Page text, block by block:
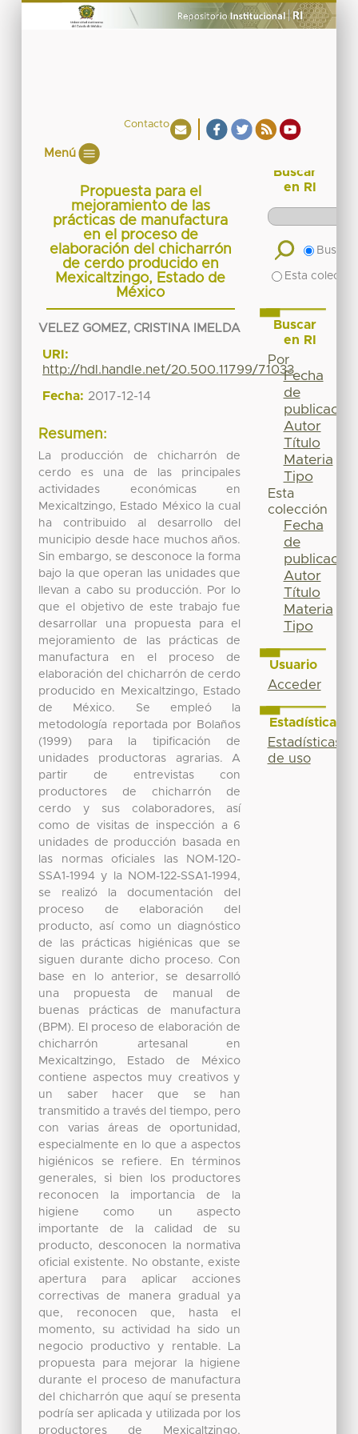
Contacto
Menú
Propuesta para el
mejoramiento de las
prácticas de manufactura
en el proceso de
elaboración del chicharrón
de cerdo producido en
Mexicaltzingo, Estado de
México
VELEZ GOMEZ, CRISTINA IMELDA
URI:
http://hdl.handle.net/20.500.11799/71033
Fecha: 2017-12-14
Resumen:
La producción de chicharrón de
cerdo es una de las principales
actividades económicas en
Mexicaltzingo, Estado México la cual
ha contribuido al desarrollo del
municipio desde hace muchos años.
Sin embargo, se desconoce la forma
bajo la que operan las unidades que
llevan a cabo su producción. Por lo
que el objetivo de este trabajo fue
desarrollar una propuesta para el
mejoramiento de las prácticas de
manufactura en el proceso de
elaboración del chicharrón de cerdo
producido en Mexicaltzingo, Estado
de México. Se empleó la
metodología reportada por Bolaños
(1999) para la tipificación de
unidades productoras agrarias. A
partir de entrevistas con
productores de chicharrón de
cerdo y sus colaboradores, así
como de visitas de inspección a 6
unidades de producción basada en
las normas oficiales las NOM-120-
SSA1-1994 y la NOM-122-SSA1-1994,
se realizó la documentación del
proceso de elaboración del
producto, así como un diagnóstico
de las prácticas higiénicas que se
siguen durante dicho proceso. Con
base en lo anterior, se desarrolló
una propuesta de manual de
buenas prácticas de manufactura
(BPM). El proceso de elaboración de
chicharrón artesanal en
Mexicaltzingo, Estado de México
contiene aspectos muy creativos y
un saber hacer que se han
transmitido a través del tiempo, pero
con varias áreas de oportunidad,
especialmente en lo que a aspectos
higiénicos se refiere. En términos
generales, si bien los productores
reconocen la importancia de la
higiene como un aspecto
importante de la calidad de su
producto, desconocen la normativa
oficial existente. No obstante, existe
apertura para aplicar acciones
correctivas de manera gradual ya
que, reconocen que, hasta el
momento, su actividad ha sido un
negocio productivo y rentable. La
propuesta para mejorar la higiene
durante el proceso de manufactura
del chicharrón que aquí se presenta
podría ser aplicada y utilizada por los
productores de Mexicaltzingo,
Buscar
en RI
Buscar
Esta
Buscar
en RI
Por
Fecha
de
publicación
Autor
Título
Materia
Tipo
Esta
colección
Fecha
de
publicación
Autor
Título
Materia
Tipo
Usuario
Acceder
Estadísticas
Estadísticas
de uso